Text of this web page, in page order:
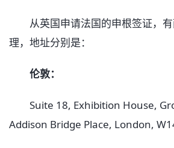
从英国申请法国的申根签证，有
理，地址分别是：
伦敦：
Suite 18, Exhibition House,
Addison Bridge Place, London,